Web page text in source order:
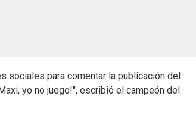
sociales para comentar la publicación del
yo no juego!", escribió el campeón del